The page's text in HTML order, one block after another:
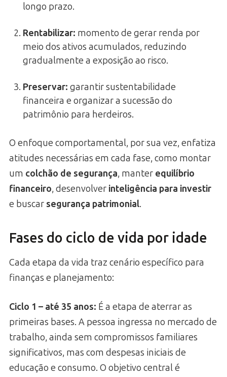
longo prazo.
Rentabilizar: momento de gerar renda por
meio dos ativos acumulados, reduzindo
gradualmente a exposição ao risco.
Preservar: garantir sustentabilidade
financeira e organizar a sucessão do
patrimônio para herdeiros.
O enfoque comportamental, por sua vez, enfatiza
atitudes necessárias em cada fase, como montar
um colchão de segurança, manter equilíbrio
financeiro, desenvolver inteligência para investir
e buscar segurança patrimonial.
Fases do ciclo de vida por idade
Cada etapa da vida traz cenário específico para
finanças e planejamento:
Ciclo 1 – até 35 anos: É a etapa de aterrar as
primeiras bases. A pessoa ingressa no mercado de
trabalho, ainda sem compromissos familiares
significativos, mas com despesas iniciais de
educação e consumo. O objetivo central é